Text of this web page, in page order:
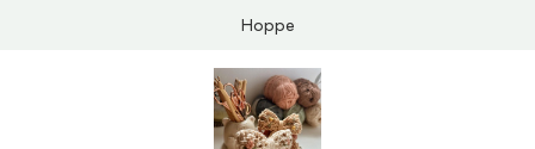
Hoppe